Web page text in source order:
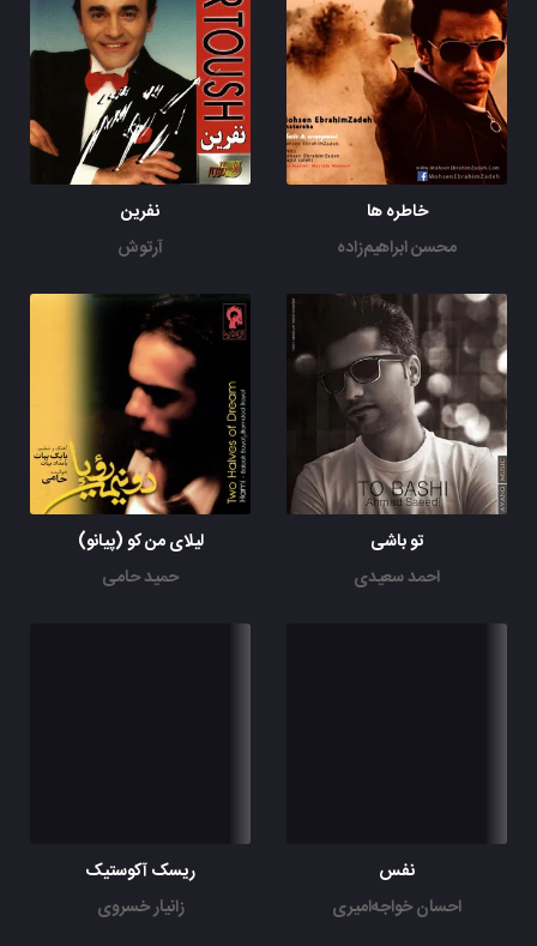
خاطره ها
محسن ابراهیم‌زاده
نفرین
آرتوش
تو باشی
احمد سعیدی
لیلای من کو (پیانو)
حمید حامی
نفس
احسان خواجه‌امیری
ریسک آکوستیک
زانیار خسروی